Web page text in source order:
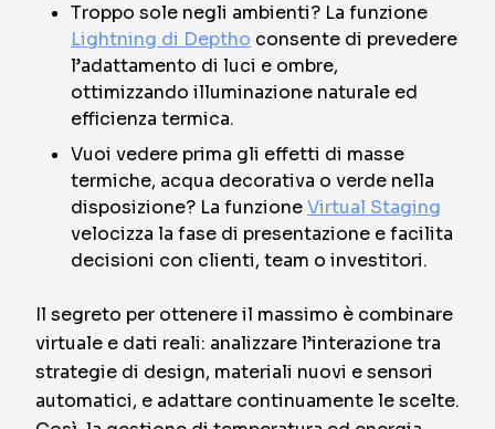
Troppo sole negli ambienti? La funzione
Lightning di Deptho consente di prevedere
l’adattamento di luci e ombre,
ottimizzando illuminazione naturale ed
efficienza termica.
Vuoi vedere prima gli effetti di masse
termiche, acqua decorativa o verde nella
disposizione? La funzioneVirtual Staging
velocizza la fase di presentazione e facilita
decisioni con clienti, team o investitori.
Il segreto per ottenere il massimo è combinare
virtuale e dati reali: analizzare l’interazione tra
strategie di design, materiali nuovi e sensori
automatici, e adattare continuamente le scelte.